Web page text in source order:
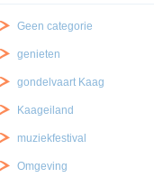
Geen categorie
genieten
gondelvaart Kaag
Kaageiland
muziekfestival
Omgeving